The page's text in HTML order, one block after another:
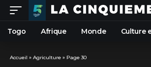
Togo Afrique Monde Culture
Accueil » Agriculture » Page 30